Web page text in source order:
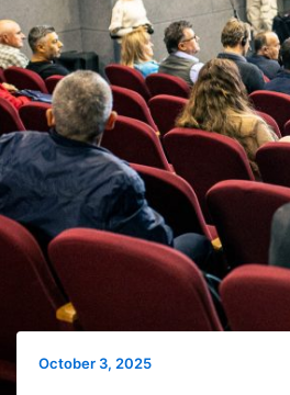
October 3, 2025